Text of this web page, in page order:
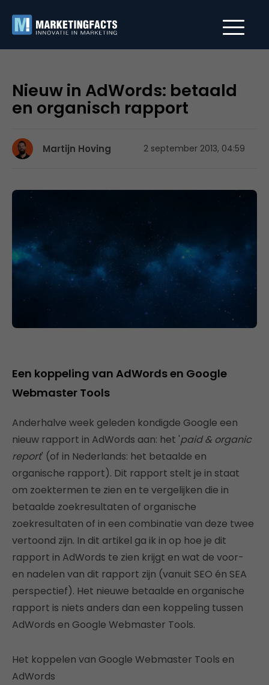
Nieuw in AdWords: betaald
en organisch rapport
Martijn Hoving 2 september 2013, 04:59
Een koppeling van AdWords en Google
Webmaster Tools
Anderhalve week geleden kondigde Google een
nieuw rapport in AdWords aan: het 'paid & organic
report' (of in Nederlands: het betaalde en
organische rapport). Dit rapport stelt je in staat
om zoektermen te zien en te vergelijken die in
betaalde zoekresultaten of organische
zoekresultaten of in een combinatie van deze twee
vertoond zijn. In dit artikel ga ik in op hoe je dit
rapport in AdWords te zien krijgt en wat de voor-
en nadelen van dit rapport zijn (vanuit SEO én SEA
perspectief). Het nieuwe betaalde en organische
rapport is niets anders dan een koppeling tussen
AdWords en Google Webmaster Tools.
Het koppelen van Google Webmaster Tools en
AdWords